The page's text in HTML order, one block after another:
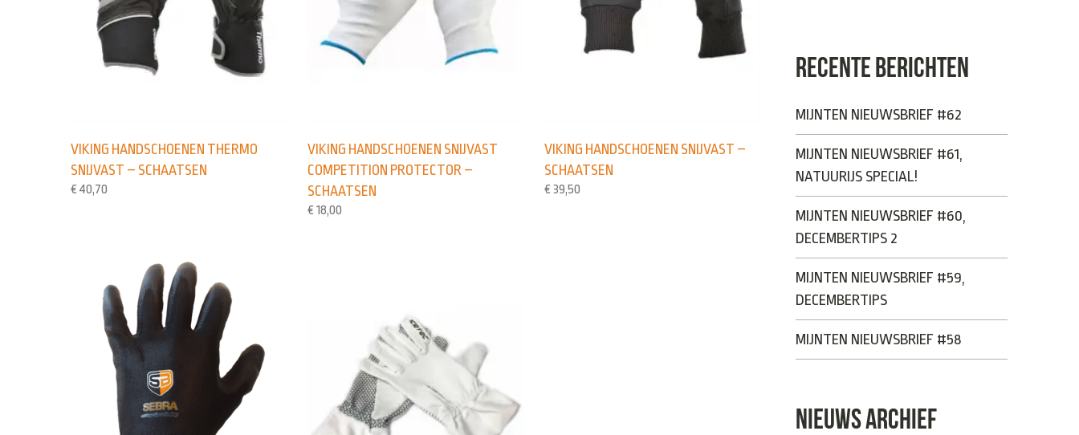
VIKING HANDSCHOENEN THERMO
SNIJVAST – SCHAATSEN
€ 40,70
VIKING HANDSCHOENEN SNIJVAST
COMPETITION PROTECTOR –
SCHAATSEN
€ 18,00
VIKING HANDSCHOENEN SNIJVAST –
SCHAATSEN
€ 39,50
RECENTE BERICHTEN
MIJNTEN NIEUWSBRIEF #62
MIJNTEN NIEUWSBRIEF #61,
NATUURIJS SPECIAL!
MIJNTEN NIEUWSBRIEF #60,
DECEMBERTIPS 2
MIJNTEN NIEUWSBRIEF #59,
DECEMBERTIPS
MIJNTEN NIEUWSBRIEF #58
NIEUWS ARCHIEF